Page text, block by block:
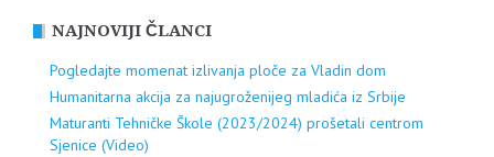
NAJNOVIJI ČLANCI
Pogledajte momenat izlivanja ploče za Vladin dom
Humanitarna akcija za najugroženijeg mladića iz Srbije
Maturanti Tehničke Škole (2023/2024) prošetali centrom
Sjenice (Video)